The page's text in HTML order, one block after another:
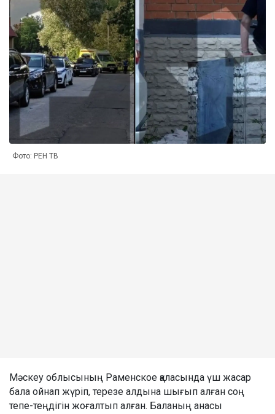
Фото: РЕН ТВ
Мәскеу облысының Раменское қаласында үш жасар
бала ойнап жүріп, терезе алдына шығып алған соң
тепе-теңдігін жоғалтып алған. Баланың анасы